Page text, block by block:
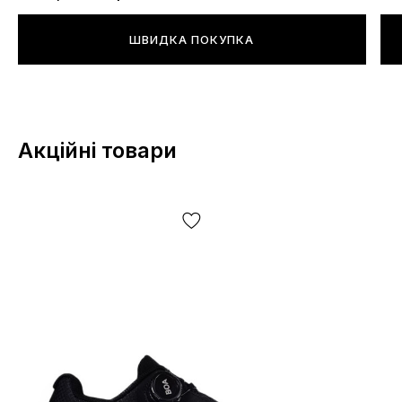
виробник може змінювати БЕЗ ПОПЕРЕДЖЕННЯ, у
виробничний цикл та інше, залежно від багатьох
ШВИДКА ПОКУПКА
Акційні товари